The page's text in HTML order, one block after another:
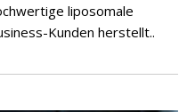
liposomale
Kunden herstellt..